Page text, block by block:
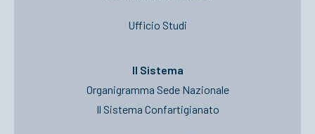
Ufficio Studi
Il Sistema
Organigramma Sede Nazionale
Il Sistema Confartigianato